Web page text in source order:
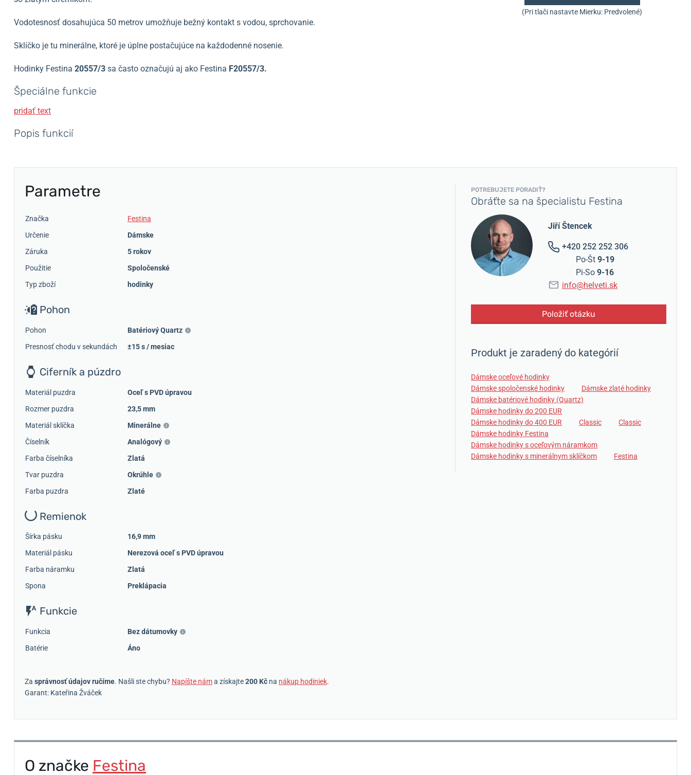
Vodotesnosť dosahujúca 50 metrov umožňuje bežný kontakt s vodou, sprchovanie.
Sklíčko je tu minerálne, ktoré je úplne postačujúce na každodenné nosenie.
Hodinky Festina 20557/3 sa často označujú aj ako Festina F20557/3.
Špeciálne funkcie
pridať text
Popis funkcií
(Pri tlači nastavte Mierku: Predvolené)
Parametre
Značka
Festina
Určenie
Dámske
Záruka
5 rokov
Použitie
Spoločenské
Typ zboží
hodinky
Pohon
Pohon
Batériový Quartz
Presnosť chodu v sekundách
±15 s / mesiac
Ciferník a púzdro
Materiál puzdra
Oceľ s PVD úpravou
Rozmer puzdra
23,5 mm
Materiál sklíčka
Minerálne
Číselník
Analógový
Farba číselníka
Zlatá
Tvar puzdra
Okrúhle
Farba puzdra
Zlaté
Remienok
Šírka pásku
16,9 mm
Materiál pásku
Nerezová oceľ s PVD úpravou
Farba náramku
Zlatá
Spona
Preklápacia
Funkcie
Funkcia
Bez dátumovky
Batérie
Áno
Za správnosť údajov ručíme. Našli ste chybu? Napíšte náma získajte200 Kč na nákup hodiniek.
Garant: Kateřina Žváček
POTREBUJETE PORADIŤ?
Obráťte sa na špecialistu Festina
Jiří Štencek
+420 252 252 306
Po-Št 9-19
Pi-So 9-16
info@helveti.sk
Položiť otázku
Produkt je zaradený do kategórií
Dámske oceľové hodinky
Dámske spoločenské hodinky
Dámske zlaté hodinky
Dámske batériové hodinky (Quartz)
Dámske hodinky do 200 EUR
Dámske hodinky do 400 EUR
Classic
Classic
Dámske hodinky Festina
Dámske hodinky s oceľovým náramkom
Dámske hodinky s minerálnym sklíčkom
Festina
O značke Festina